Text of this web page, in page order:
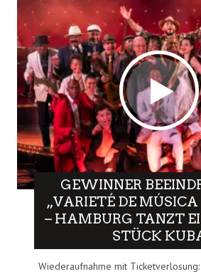
GEWINNER
„VARIETÉ DE
– HAMBURG TANZT
STÜCK
Wiederaufnahme mit Ticketverlosung: